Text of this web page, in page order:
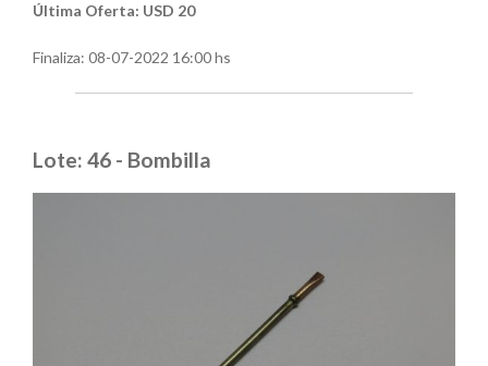
Última Oferta: USD 20
Finaliza: 08-07-2022 16:00 hs
Lote: 46 - Bombilla